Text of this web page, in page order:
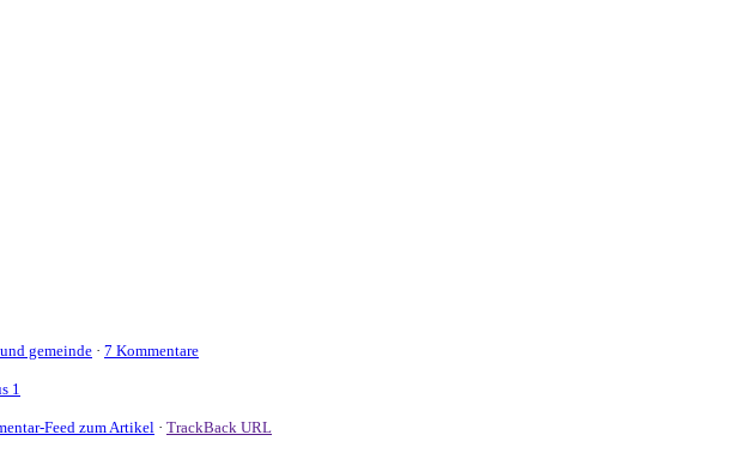
gemeinde · 7 Kommentare
1
Feed zum Artikel · TrackBack URL